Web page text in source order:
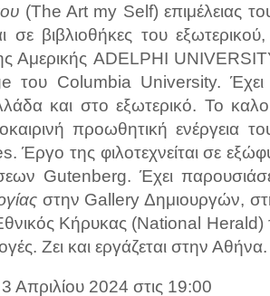
(The Art my Self) επιμέλειας
σε βιβλιοθήκες του
Αμερικής ADELPHI
του Columbia University. Έχει
και στο εξωτερικό. Το
προωθητική ενέργεια
Έργο της φιλοτεχνείται σε
Gutenberg. Έχει
στην Gallery Δημιουργών,
Κήρυκας (National Herald)
Ζει και εργάζεται στην Αθήνα.
Απριλίου 2024 στις 19:00